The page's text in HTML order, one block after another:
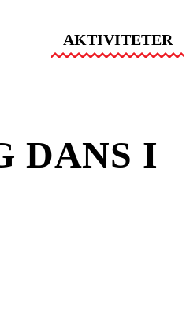
AKTIVITETER
DANS I